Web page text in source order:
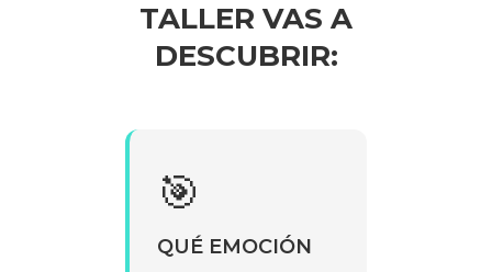
TALLER VAS A
DESCUBRIR:
🎯
QUÉ EMOCIÓN